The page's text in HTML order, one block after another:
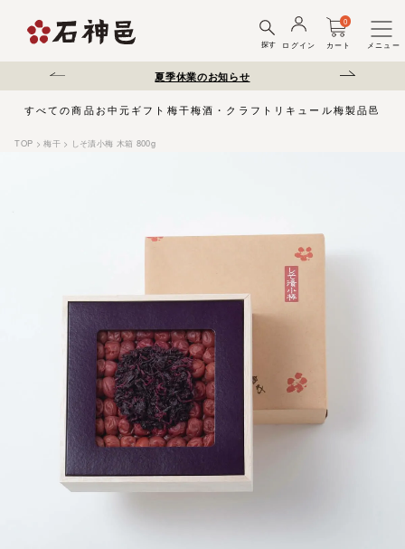
探す ログイン カート
0
メニュー
延について 夏季休業のお知らせ 弊社を装った偽
すべての商品 お中元 ギフト 梅干梅酒・クラフトリキュール梅製品邑じ
TOP 梅干 しそ漬小梅 木箱 800g